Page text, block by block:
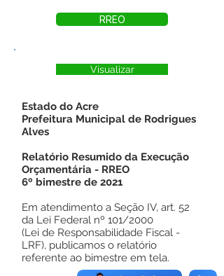
RREO
Visualizar
Estado do Acre
Prefeitura Municipal de Rodrigues
Alves
Relatório Resumido da Execução
Orçamentária - RREO
6º bimestre de 2021
Em atendimento a Seção IV, art. 52
da Lei Federal nº 101/2000
(Lei de Responsabilidade Fiscal -
LRF), publicamos o relatório
referente ao bimestre em tela.